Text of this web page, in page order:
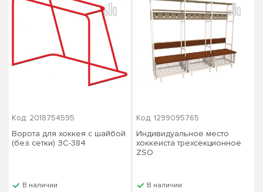
Код: 2018754595
Ворота для хоккея с шайбой
(без сетки) ЗС-384
В наличии
Код: 1299095765
Индивидуальное место
хоккеиста трехсекционное
ZSO
В наличии